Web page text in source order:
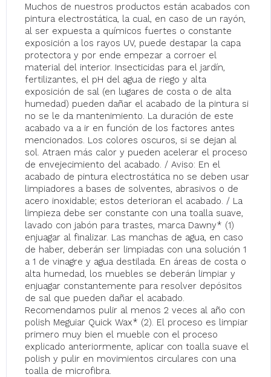
Muchos de nuestros productos están acabados con
pintura electrostática, la cual, en caso de un rayón,
al ser expuesta a químicos fuertes o constante
exposición a los rayos UV, puede destapar la capa
protectora y por ende empezar a corroer el
material del interior. Insecticidas para el jardín,
fertilizantes, el pH del agua de riego y alta
exposición de sal (en lugares de costa o de alta
humedad) pueden dañar el acabado de la pintura si
no se le da mantenimiento. La duración de este
acabado va a ir en función de los factores antes
mencionados. Los colores oscuros, si se dejan al
sol. Atraen más calor y pueden acelerar el proceso
de envejecimiento del acabado. / Aviso: En el
acabado de pintura electrostática no se deben usar
limpiadores a bases de solventes, abrasivos o de
acero inoxidable; estos deterioran el acabado. / ‍La
limpieza debe ser constante con una toalla suave,
lavado con jabón para trastes, marca Dawny* (1)
enjuagar al finalizar. Las manchas de agua, en caso
de haber, deberán ser limpiadas con una solución 1
a 1 de vinagre y agua destilada. En áreas de costa o
alta humedad, los muebles se deberán limpiar y
enjuagar constantemente para resolver depósitos
de sal que pueden dañar el acabado.
‍Recomendamos pulir al menos 2 veces al año con
polish Meguiar Quick Wax* (2). El proceso es limpiar
primero muy bien el mueble con el proceso
explicado anteriormente, aplicar con toalla suave el
polish y pulir en movimientos circulares con una
toalla de microfibra.